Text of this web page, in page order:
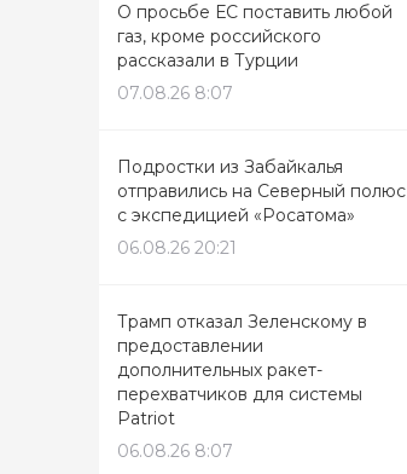
О просьбе ЕС поставить любой
газ, кроме российского
рассказали в Турции
07.08.26 8:07
Подростки из Забайкалья
отправились на Северный полюс
с экспедицией «Росатома»
06.08.26 20:21
Трамп отказал Зеленскому в
предоставлении
дополнительных ракет-
перехватчиков для системы
Patriot
06.08.26 8:07